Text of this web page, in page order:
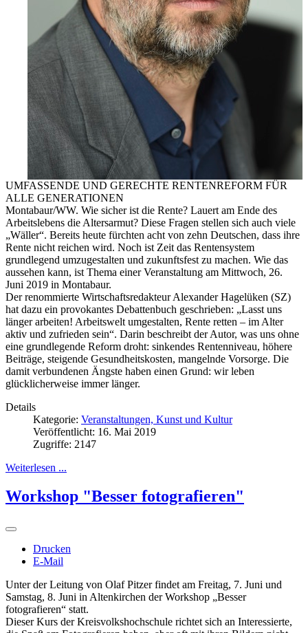
UMFASSENDE UND GERECHTE RENTENREFORM FÜR
ALLE GENERATIONEN
Montabaur/WW. Wie sicher ist die Rente? Lauert am Ende des
Arbeitslebens die Altersarmut? Diese Fragen stellen sich auch viele
„Wäller“. Bereits heute fürchten acht von zehn Deutschen, dass ihre
Rente nicht reichen wird. Noch ist Zeit das Rentensystem
grundlegend umzugestalten und zukunftsfest zu machen. Wie das
aussehen kann, ist Thema einer Veranstaltung am Mittwoch, 26.
Juni 2019 in Montabaur.
Der renommierte Wirtschaftsredakteur Alexander Hagelüken (SZ)
hat dazu ein provokantes Debattenbuch geschrieben: „Lasst uns
länger arbeiten! Arbeitswelt umgestalten, Rente retten – im Alter
aktiv und zufrieden sein“. Darin beschreibt der Autor, was uns ohne
eine grundlegende Reform droht: sinkendes Rentenniveau, höhere
Beiträge, steigende Gesundheitskosten, mangelnde Vorsorge. Die
damit verbundenen Ängste haben einen Grund: wir leben
glücklicherweise immer länger.
Details
Kategorie: Veranstaltungen, Kunst und Kultur
Veröffentlicht: 16. Mai 2019
Zugriffe: 2147
Weiterlesen ...
Workshop "Besser fotografieren"
Drucken
E-Mail
Unter der Leitung von Olaf Pitzer findet am Freitag, 7. Juni und
Samstag, 8. Juni in Altenkirchen der Workshop „Besser
fotografieren“ statt.
Dieser Kurs der Kreisvolkshochschule richtet sich an Interessierte,